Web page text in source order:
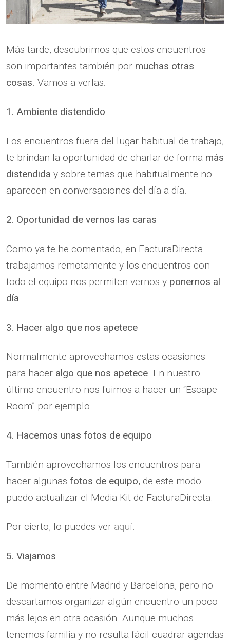
Más tarde, descubrimos que estos encuentros
son importantes también por muchas otras
cosas. Vamos a verlas:
1. Ambiente distendido
Los encuentros fuera del lugar habitual de trabajo,
te brindan la oportunidad de charlar de forma más
distendida y sobre temas que habitualmente no
aparecen en conversaciones del día a día.
2. Oportunidad de vernos las caras
Como ya te he comentado, en FacturaDirecta
trabajamos remotamente y los encuentros con
todo el equipo nos permiten vernos y ponernos al
día.
3. Hacer algo que nos apetece
Normalmente aprovechamos estas ocasiones
para hacer algo que nos apetece. En nuestro
último encuentro nos fuimos a hacer un “Escape
Room” por ejemplo.
4. Hacemos unas fotos de equipo
También aprovechamos los encuentros para
hacer algunas fotos de equipo, de este modo
puedo actualizar el Media Kit de FacturaDirecta.
Por cierto, lo puedes ver aquí.
5. Viajamos
De momento entre Madrid y Barcelona, pero no
descartamos organizar algún encuentro un poco
más lejos en otra ocasión. Aunque muchos
tenemos familia y no resulta fácil cuadrar agendas